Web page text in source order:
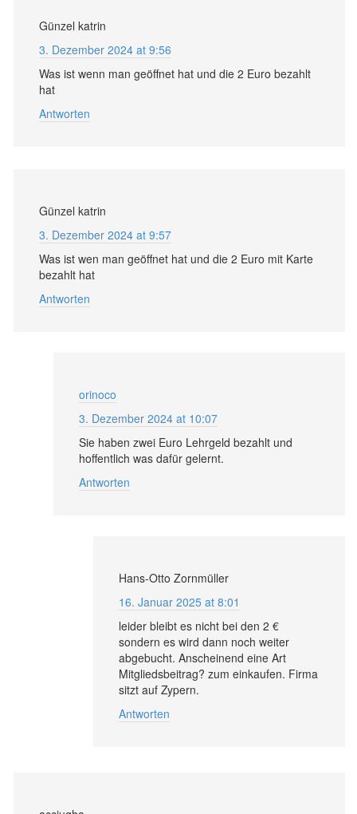
Günzel katrin
3. Dezember 2024 at 9:56
Was ist wenn man geöffnet hat und die 2 Euro bezahlt
hat
Antworten
Günzel katrin
3. Dezember 2024 at 9:57
Was ist wen man geöffnet hat und die 2 Euro mit Karte
bezahlt hat
Antworten
orinoco
3. Dezember 2024 at 10:07
Sie haben zwei Euro Lehrgeld bezahlt und
hoffentlich was dafür gelernt.
Antworten
Hans-Otto Zornmüller
16. Januar 2025 at 8:01
leider bleibt es nicht bei den 2 €
sondern es wird dann noch weiter
abgebucht. Anscheinend eine Art
Mitgliedsbeitrag? zum einkaufen. Firma
sitzt auf Zypern.
Antworten